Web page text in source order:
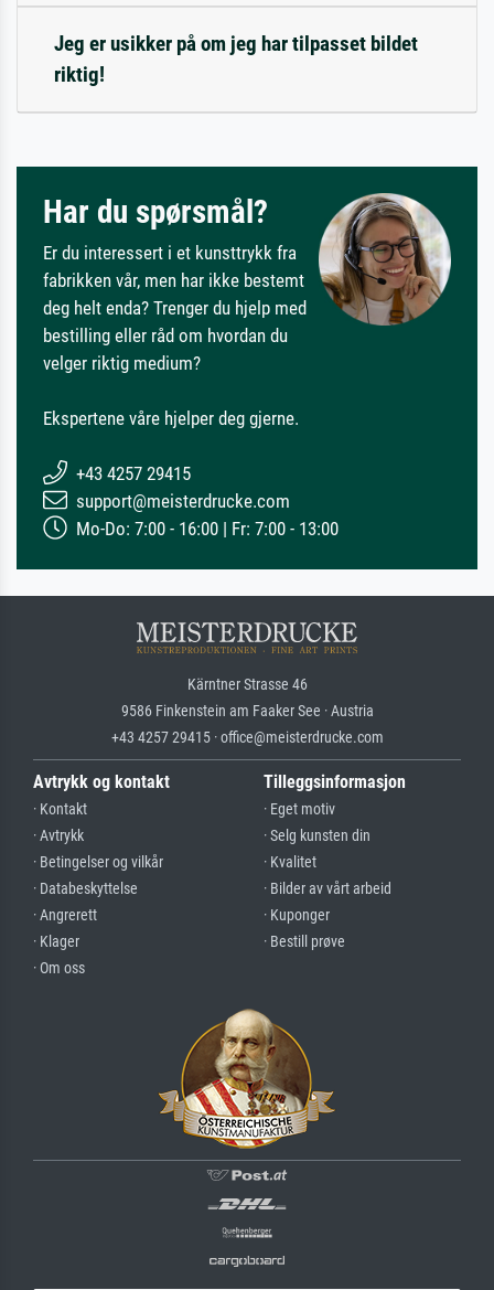
Jeg er usikker på om jeg har tilpasset bildet
riktig!
Har du spørsmål?
Er du interessert i et kunsttrykk fra
fabrikken vår, men har ikke bestemt
deg helt enda? Trenger du hjelp med
bestilling eller råd om hvordan du
velger riktig medium?
Ekspertene våre hjelper deg gjerne.
+43 4257 29415
support@meisterdrucke.com
Mo-Do: 7:00 - 16:00 | Fr: 7:00 - 13:00
Kärntner Strasse 46
9586 Finkenstein am Faaker See · Austria
+43 4257 29415 · office@meisterdrucke.com
Avtrykk og kontakt
· Kontakt
· Avtrykk
· Betingelser og vilkår
· Databeskyttelse
· Angrerett
· Klager
· Om oss
Tilleggsinformasjon
· Eget motiv
· Selg kunsten din
· Kvalitet
· Bilder av vårt arbeid
· Kuponger
· Bestill prøve